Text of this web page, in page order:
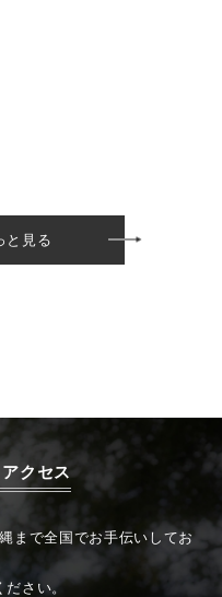
と見る
クセス
まで全国でお手伝いしてお
ださい。